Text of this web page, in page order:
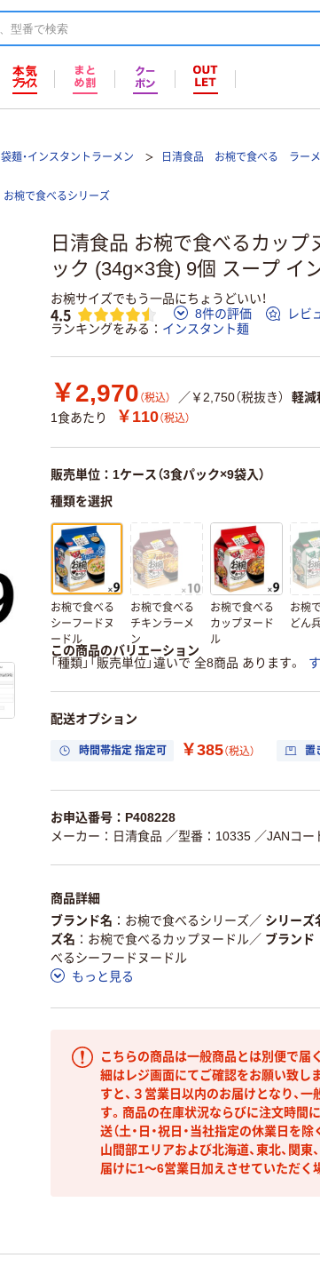
袋麺・インスタントラーメン 日清食品 お椀で食べる ラー
お椀で食べるシリーズ
日清食品 お椀で食べるカッ
ック (34g×3食) 9個 スープ イ
お椀サイズでもう一品にちょうどいい！
4.5 8件の評価
レビ
ランキングをみる
インスタント麺
￥2,970 （税込） ／￥2,750（税抜き）
軽減
1食あたり
￥110（税込）
販売単位：1ケース（3食パック×9袋入）
種類を選択
お椀で食べる
シーフードヌ
ードル
お椀で食べる
チキンラーメ
ン
お椀で食べる
カップヌード
ル
お椀
どん
この商品のバリエーション
「種類」「販売単位」違いで 全8商品 あります。
配送オプション
時間帯指定 指定可 ￥385（税込） 置
お申込番号：P408228
メーカー：日清食品 ／型番：10335 ／JANコ
商品詳細
ブランド名 お椀で食べるシリーズ／ シリーズ
ズ名
お椀で食べるカップヌードル／ ブランド
べるシーフードヌードル
もっと見る
こちらの商品は一般商品とは別便で届
細はレジ画面にてご確認をお願い致し
すと、３営業日以内のお届けとなり、
す。商品の在庫状況ならびに注文時間
送（土・日・祝日・当社指定の休業日を
山間部エリアおよび北海道、東北、関
届けに1～6営業日加えさせていただく